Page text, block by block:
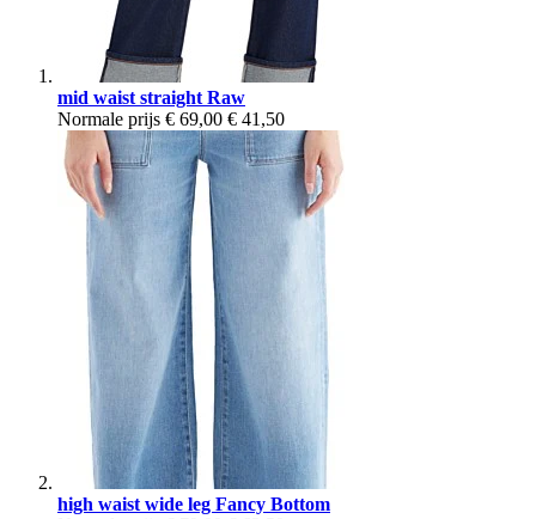
mid waist straight Raw
Normale prijs € 69,00 € 41,50
high waist wide leg Fancy Bottom